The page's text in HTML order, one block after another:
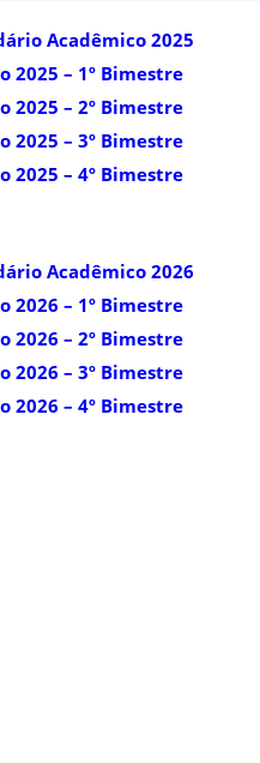
Acadêmico 2025
2025 – 1º Bimestre
2025 – 2º Bimestre
2025 – 3º Bimestre
2025 – 4º Bimestre
Acadêmico 2026
2026 – 1º Bimestre
2026 – 2º Bimestre
2026 – 3º Bimestre
2026 – 4º Bimestre